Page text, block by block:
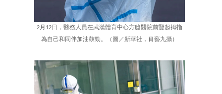
2月12日，醫務人員在武漢體育中心方艙醫院前豎起拇指
為自己和同伴加油鼓勁。（圖／新華社，肖藝九攝）